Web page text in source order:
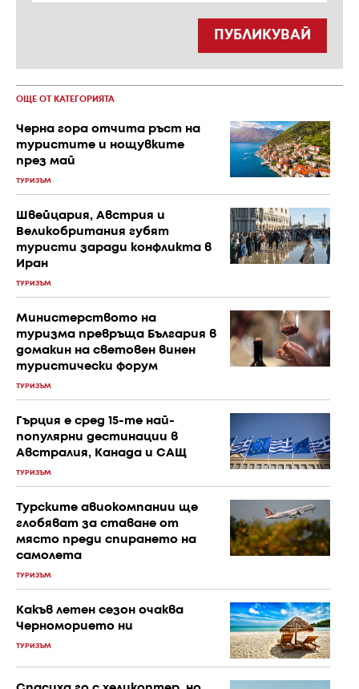
ПУБЛИКУВАЙ
ОЩЕ ОТ КАТЕГОРИЯТА
Черна гора отчита ръст на
туристите и нощувките
през май
ТУРИЗЪМ
Швейцария, Австрия и
Великобритания губят
туристи заради конфликта в
Иран
ТУРИЗЪМ
Министерството на
туризма превръща България в
домакин на световен винен
туристически форум
ТУРИЗЪМ
Гърция е сред 15-те най-
популярни дестинации в
Австралия, Канада и САЩ
ТУРИЗЪМ
Турските авиокомпании ще
глобяват за ставане от
място преди спирането на
самолета
ТУРИЗЪМ
Какъв летен сезон очаква
Черноморието ни
ТУРИЗЪМ